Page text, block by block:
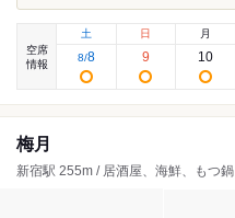
空席
情報
土
8/8
日
9
月
10
梅月
新宿駅 255m / 居酒屋、海鮮、もつ鍋